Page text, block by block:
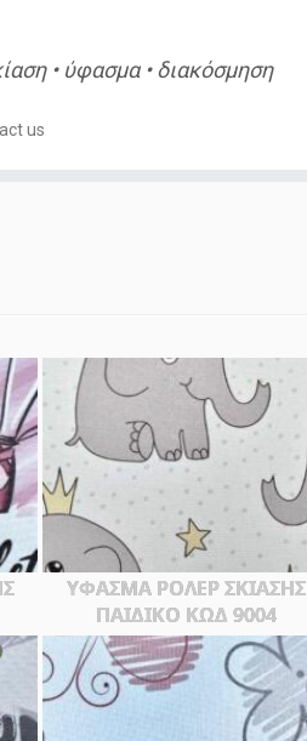
• ύφασμα • διακόσμηση
us
ΥΦΑΣΜΑ ΡΟΛΕΡ ΣΚΙΑΣΗΣ
ΠΑΙΔΙΚΟ ΚΩΔ 9004